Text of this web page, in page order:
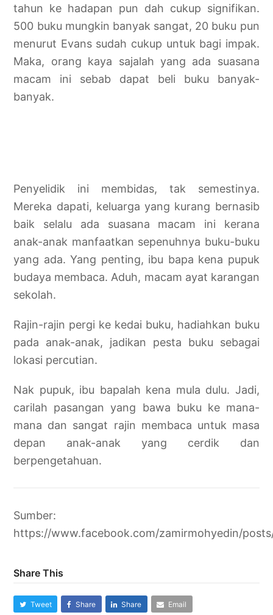
tahun ke hadapan pun dah cukup signifikan.
500 buku mungkin banyak sangat, 20 buku pun
menurut Evans sudah cukup untuk bagi impak.
Maka, orang kaya sajalah yang ada suasana
macam ini sebab dapat beli buku banyak-
banyak.
Penyelidik ini membidas, tak semestinya.
Mereka dapati, keluarga yang kurang bernasib
baik selalu ada suasana macam ini kerana
anak-anak manfaatkan sepenuhnya buku-buku
yang ada. Yang penting, ibu bapa kena pupuk
budaya membaca. Aduh, macam ayat karangan
sekolah.
Rajin-rajin pergi ke kedai buku, hadiahkan buku
pada anak-anak, jadikan pesta buku sebagai
lokasi percutian.
Nak pupuk, ibu bapalah kena mula dulu. Jadi,
carilah pasangan yang bawa buku ke mana-
mana dan sangat rajin membaca untuk masa
depan anak-anak yang cerdik dan
berpengetahuan.
Sumber:
https://www.facebook.com/zamirmohyedin/
Share This
Tweet Share Share Email